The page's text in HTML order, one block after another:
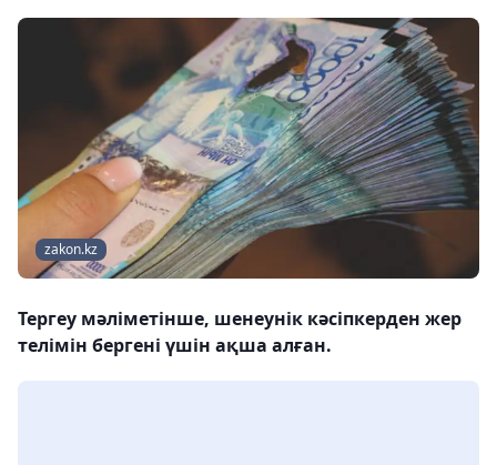
zakon.kz
Тергеу мәліметінше, шенеунік кәсіпкерден жер
телімін бергені үшін ақша алған.